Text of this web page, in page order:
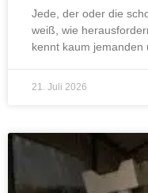
Jede, der oder die
weiß, wie
kennt kaum jemanden
21. Juli 2026